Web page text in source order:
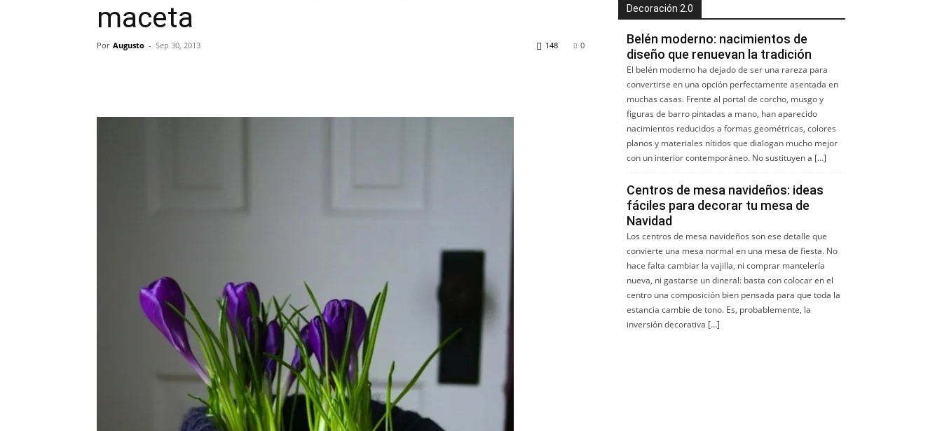
maceta
Por Augusto - Sep 30, 2013 0
148
Decoración 2.0
Belén moderno: nacimientos de
diseño que renuevan la tradición
El belén moderno ha dejado de ser una rareza para
convertirse en una opción perfectamente asentada en
muchas casas. Frente al portal de corcho, musgo y
figuras de barro pintadas a mano, han aparecido
nacimientos reducidos a formas geométricas, colores
planos y materiales nítidos que dialogan mucho mejor
con un interior contemporáneo. No sustituyen a […]
Centros de mesa navideños: ideas
fáciles para decorar tu mesa de
Navidad
Los centros de mesa navideños son ese detalle que
convierte una mesa normal en una mesa de fiesta. No
hace falta cambiar la vajilla, ni comprar mantelería
nueva, ni gastarse un dineral: basta con colocar en el
centro una composición bien pensada para que toda la
estancia cambie de tono. Es, probablemente, la
inversión decorativa […]